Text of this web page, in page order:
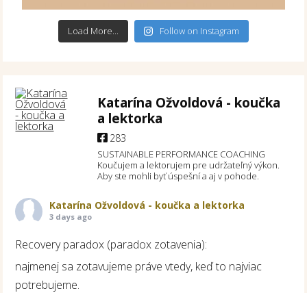
Load More... Follow on Instagram
Katarína Ožvoldová - koučka
a lektorka
283
SUSTAINABLE PERFORMANCE COACHING
Koučujem a lektorujem pre udržateľný výkon.
Aby ste mohli byť úspešní a aj v pohode.
Katarína Ožvoldová - koučka a lektorka
3 days ago
Recovery paradox (paradox zotavenia):
najmenej sa zotavujeme práve vtedy, keď to najviac
potrebujeme.